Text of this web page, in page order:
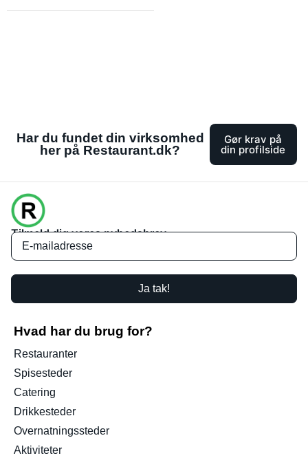
Har du fundet din virksomhed
her på Restaurant.dk?
Gør krav på
din profilside
Tilmeld dig vores nyhedsbrev
Ja tak!
Hvad har du brug for?
Restauranter
Spisesteder
Catering
Drikkesteder
Overnatningssteder
Aktiviteter